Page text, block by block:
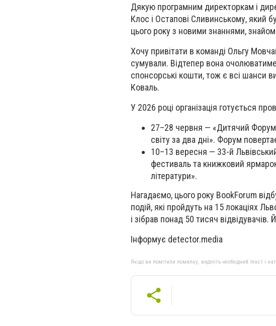
Дякую програмним директоркам і
Клос і Остапові Сливинському, який
цього року з новими знаннями,
Хочу привітати в команді Ольгу
сумували. Відтепер вона очолюватиме
спонсорські кошти, тож є всі шанси
Коваль.
У 2026 році організація готується
27–28 червня — «Дитячий
світу за два дні». Форум
10–13 вересня — 33-й
фестиваль та книжковий
літератури».
Нагадаємо, цього року BookForum
подій, які пройдуть на 15 локаціях
і зібрав понад 50 тисяч
Інформує detector.media
Якщо ви помітили помилку, виділіть необхідний текст і